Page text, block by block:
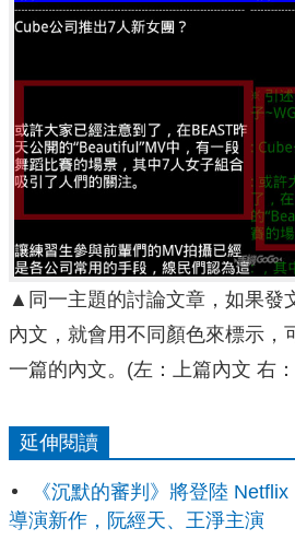
▲同一主題的討論文章，如果發
內文，就會用不同顏色來標示，
一篇的內文。(左：上篇內文 右
延伸閱讀
《沉默的審判》將登陸 Netflix
導演新作，阮經天、王淨主演